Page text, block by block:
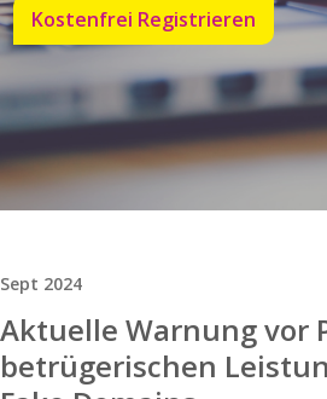
Kostenfrei Registrieren
Sept 2024
Aktuelle Warnung vor
betrügerischen